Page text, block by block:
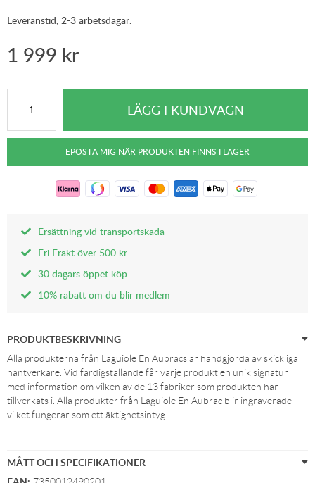
Leveranstid, 2-3 arbetsdagar.
1 999 kr
Ersättning vid transportskada
Fri Frakt över 500 kr
30 dagars öppet köp
10% rabatt om du blir medlem
PRODUKTBESKRIVNING
Alla produkterna från Laguiole En Aubracs är handgjorda av skickliga
hantverkare. Vid färdigställande får varje produkt en unik signatur
med information om vilken av de 13 fabriker som produkten har
tillverkats i. Alla produkter från Laguiole En Aubrac blir ingraverade
vilket fungerar som ett äktighetsintyg.
MÅTT OCH SPECIFIKATIONER